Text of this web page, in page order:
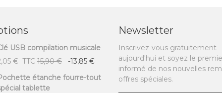
USB compilation musicale
€ TTC 15,90 €
-13,85 €
étanche fourre-tout
tablette
Newsletter
Inscrivez-vous gratuitement
aujourd'hui et soyez le
informé de nos nouvelles
offres spéciales.